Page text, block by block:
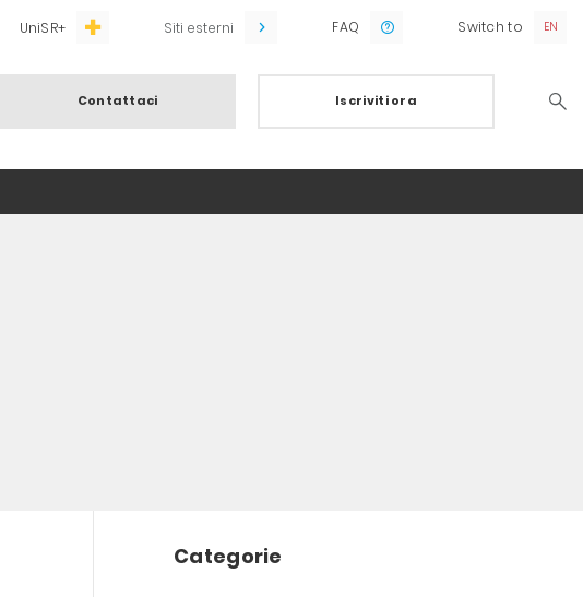
UniSR+ Siti esterni FAQ Switch to
Contattaci Iscriviti ora
Categorie